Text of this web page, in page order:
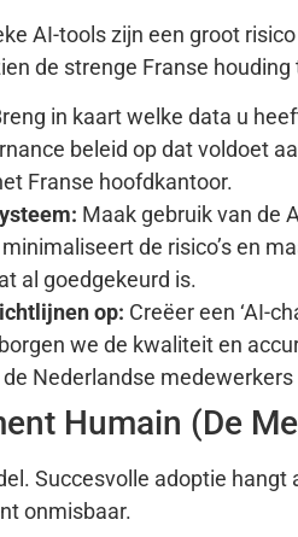
AI-tools zijn een groot
de strenge Franse
in kaart welke data u
beleid op dat voldoet
Franse hoofdkantoor.
Maak gebruik van de
de risico’s en
al goedgekeurd is.
op: Creëer een ‘AI-
we de kwaliteit en
Nederlandse
Humain (De
Succesvolle adoptie
onmisbaar.